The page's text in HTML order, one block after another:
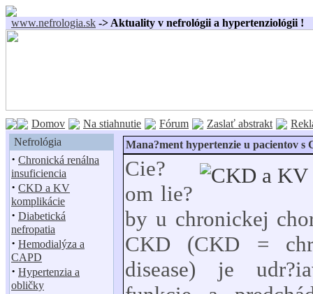
www.nefrologia.sk -> Aktuality v nefrológii a hypertenziológii !
Domov Na stiahnutie Fórum Zaslať abstrakt
Nefrológia
· Chronická renálna
insuficiencia
· CKD a KV
komplikácie
· Diabetická
nefropatia
· Hemodialýza a
CAPD
· Hypertenzia a
obličky
Mana?ment hypertenzie u pacientov s
Cie?
om lie?
by u chronickej
CKD (CKD =
disease) je